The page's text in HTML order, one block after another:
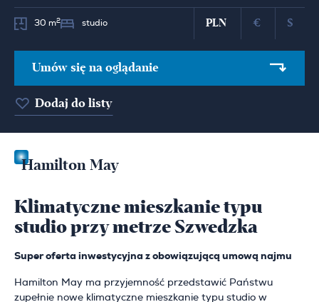
30 m2 studio PLN € $
Umów się na oglądanie
Dodaj do listy
Hamilton May
Klimatyczne mieszkanie typu
studio przy metrze Szwedzka
Super oferta inwestycyjna z obowiązującą umową najmu
Hamilton May ma przyjemność przedstawić Państwu
zupełnie nowe klimatyczne mieszkanie typu studio w